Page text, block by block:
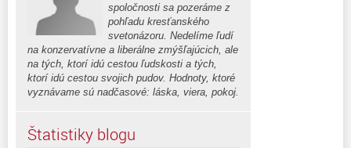
spoločnosti sa pozeráme z
pohľadu kresťanského
svetonázoru. Nedelíme ľudí
na konzervatívne a liberálne zmýšľajúcich, ale
na tých, ktorí idú cestou ľudskosti a tých,
ktorí idú cestou svojich pudov. Hodnoty, ktoré
vyznávame sú nadčasové: láska, viera, pokoj.
Štatistiky blogu